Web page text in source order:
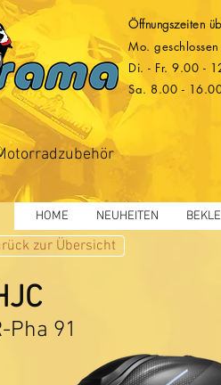
Öffnungszeiten
Mo. geschlossen
Di. - Fr. 9.00 -
Sa. 8.00 -
HOME NEUHEITEN
zur Übersicht
Pha 91